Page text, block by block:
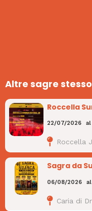
Altre sagre
Roccella
22/07/2026 al
Roccella
Sagra da
06/08/2026 al
Caria di